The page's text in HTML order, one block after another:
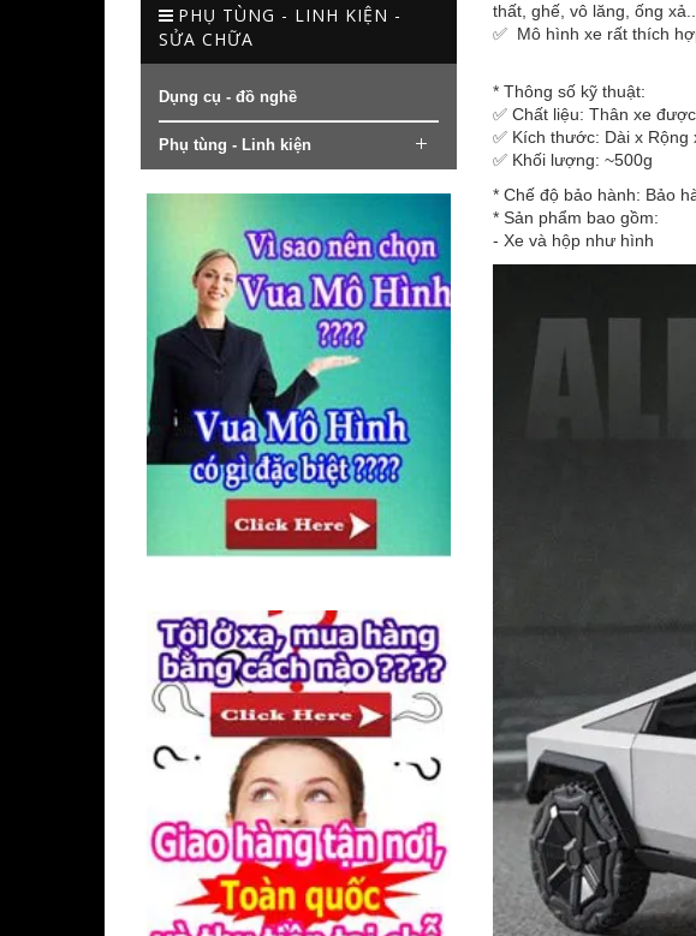
PHỤ TÙNG - LINH KIỆN -
SỬA CHỮA
Dụng cụ - đồ nghề
Phụ tùng - Linh kiện
thất, ghế, vô lăng, ống xả...
✅ Mô hình xe rất thích
* Thông số kỹ thuật:
✅ Chất liệu: Thân xe
✅ Kích thước: Dài x
✅ Khối lượng: ~500g
* Chế độ bảo hành: Bảo
* Sản phẩm bao gồm:
- Xe và hộp như hình